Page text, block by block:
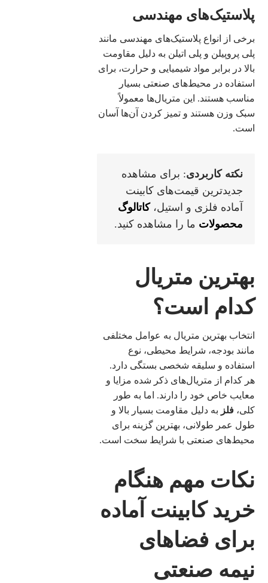
پلاستیک‌های مهندسی
برخی از انواع پلاستیک‌های مهندسی مانند
پلی پروپیلن و پلی اتیلن به دلیل مقاومت
بالا در برابر مواد شیمیایی و حرارت، برای
استفاده در محیط‌های صنعتی بسیار
مناسب هستند. این متریال‌ها معمولاً
سبک وزن هستند و تمیز کردن آن‌ها آسان
است.
نکته کاربردی: برای مشاهده
جدیدترین قیمت‌های کابینت
آماده فلزی و استیل،کاتالوگ
محصولات ما را مشاهده کنید.
بهترین متریال
کدام است؟
انتخاب بهترین متریال به عوامل مختلفی
مانند بودجه، شرایط محیطی، نوع
استفاده و سلیقه شخصی بستگی دارد.
هر کدام از متریال‌های ذکر شده مزایا و
معایب خاص خود را دارند. اما به طور
کلی،فلز به دلیل مقاومت بسیار بالا و
طول عمر طولانی، بهترین گزینه برای
محیط‌های صنعتی با شرایط سخت است.
نکات مهم هنگام
خرید کابینت آماده
برای فضاهای
نیمه صنعتی